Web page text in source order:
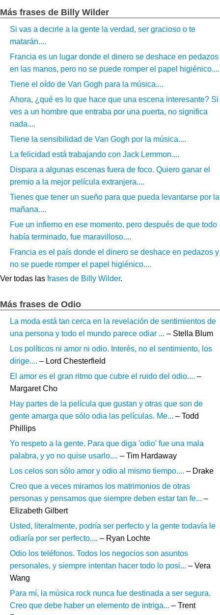
Más frases de Billy Wilder
Si vas a decirle a la gente la verdad, ser gracioso o te
matarán....
Francia es un lugar donde el dinero se deshace en pedazos
en las manos, pero no se puede romper el papel higiénico....
Tiene el oído de Van Gogh para la música....
Ahora, ¿qué es lo que hace que una escena interesante? Si
ves a un hombre que entraba por una puerta, no significa
nada....
Tiene la sensibilidad de Van Gogh por la música....
La felicidad está trabajando con Jack Lemmon....
Dispara a algunas escenas fuera de foco. Quiero ganar el
premio a la mejor película extranjera....
Tienes que tener un sueño para que pueda levantarse por la
mañana....
Fue un infierno en ese momento, pero después de que todo
había terminado, fue maravilloso....
Francia es el país donde el dinero se deshace en pedazos y
no se puede romper el papel higiénico....
Ver todas las frases de Billy Wilder.
Más frases de Odio
La moda está tan cerca en la revelación de sentimientos de
una persona y todo el mundo parece odiar ... – Stella Blum
Los políticos ni amor ni odio. Interés, no el sentimiento, los
dirige.... – Lord Chesterfield
El amor es el gran ritmo que cubre el ruido del odio.... –
Margaret Cho
Hay partes de la película que gustan y otras que son de
gente amarga que sólo odia las películas. Me... – Todd
Phillips
Yo respeto a la gente. Para que diga 'odio' fue una mala
palabra, y yo no quise usarlo.... – Tim Hardaway
Los celos son sólo amor y odio al mismo tiempo.... – Drake
Creo que a veces miramos los matrimonios de otras
personas y pensamos que siempre deben estar tan fe... –
Elizabeth Gilbert
Usted, literalmente, podría ser perfecto y la gente todavía le
odiaría por ser perfecto.... – Ryan Lochte
Odio los teléfonos. Todos los negocios son asuntos
personales, y siempre intentan hacer todo lo posi... – Vera
Wang
Para mí, la música rock nunca fue destinada a ser segura.
Creo que debe haber un elemento de intriga... – Trent